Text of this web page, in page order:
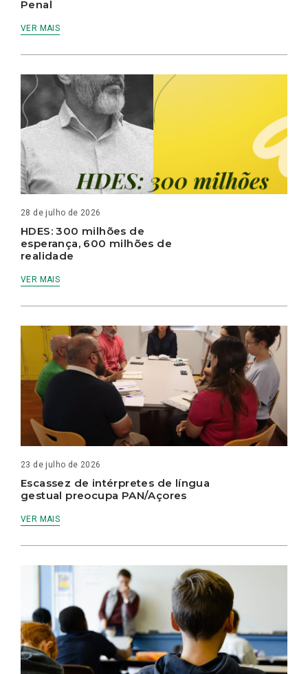
Penal
VER MAIS
28 de julho de 2026
HDES: 300 milhões de
esperança, 600 milhões de
realidade
VER MAIS
23 de julho de 2026
Escassez de intérpretes de língua
gestual preocupa PAN/Açores
VER MAIS